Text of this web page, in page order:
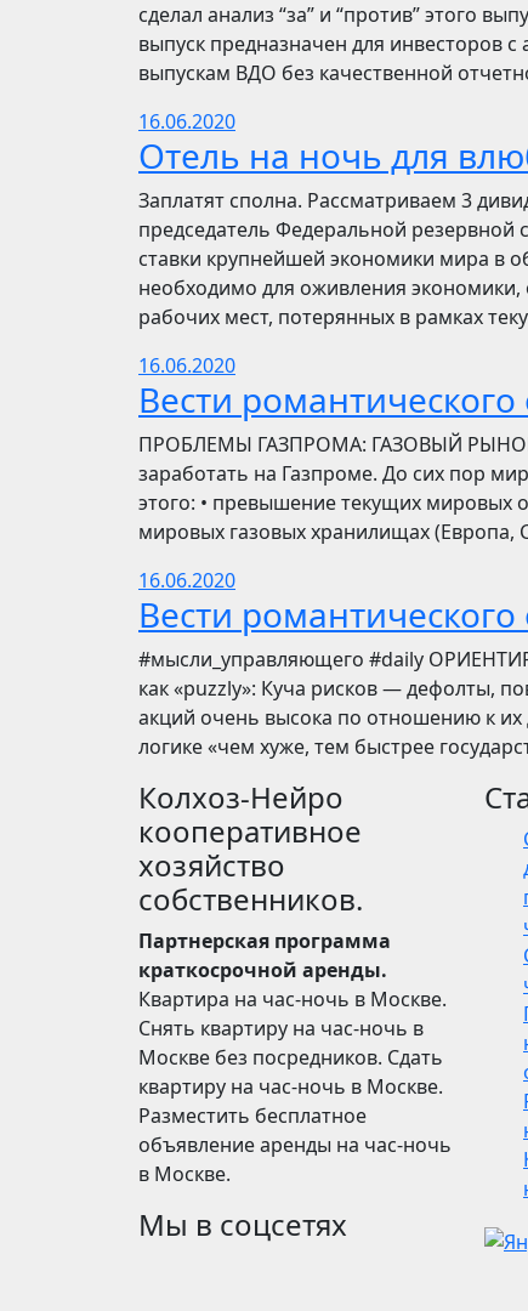
сделал анализ “за” и “против” этого
выпуск предназначен для инвесторов
выпускам ВДО без качественной
16.06.2020
Отель на ночь для
Заплатят сполна. Рассматриваем 3
председатель Федеральной
ставки крупнейшей экономики мира в
необходимо для оживления экономики,
рабочих мест, потерянных в рамках
16.06.2020
Вести
ПРОБЛЕМЫ ГАЗПРОМА: ГАЗОВЫЙ РЫНОК
заработать на Газпроме. До сих пор
этого: • превышение текущих мировых
мировых газовых хранилищах (Европа,
16.06.2020
Вести
​​#мысли_управляющего #daily
как «puzzly»: Куча рисков — дефолты,
акций очень высока по отношению к
логике «чем хуже, тем быстрее
Колхоз-Нейро
кооперативное
хозяйство
собственников.
Партнерская программа
краткосрочной аренды.
Квартира на час-ночь в Москве.
Снять квартиру на час-ночь в
Москве без посредников. Сдать
квартиру на час-ночь в Москве.
Разместить бесплатное
объявление аренды на час-ночь
в Москве.
Мы в соцсетях